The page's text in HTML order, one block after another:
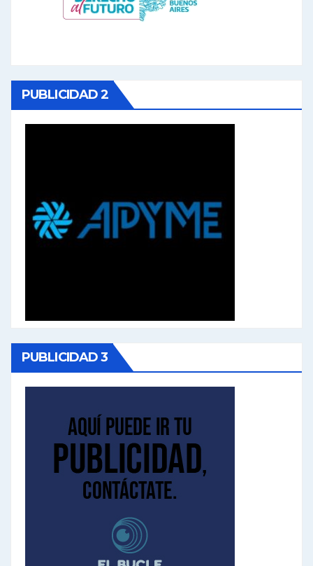
PUBLICIDAD 2
PUBLICIDAD 3